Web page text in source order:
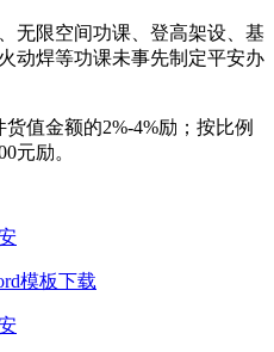
限空间功课、登高架设、基
动焊等功课未事先制定平安办
金额的2%-4%励；按比例
元励。
模板下载